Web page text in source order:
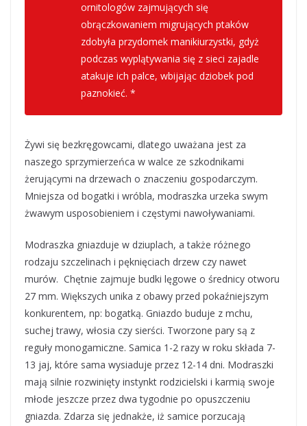
ornitologów zajmujących się
obrączkowaniem migrujących ptaków
zdobyła przydomek manikiurzystki, gdyż
podczas wyplątywania się z sieci zajadle
atakuje ich palce, wbijając dziobek pod
paznokieć. *
Żywi się bezkręgowcami, dlatego uważana jest za
naszego sprzymierzeńca w walce ze szkodnikami
żerującymi na drzewach o znaczeniu gospodarczym.
Mniejsza od bogatki i wróbla, modraszka urzeka swym
żwawym usposobieniem i częstymi nawoływaniami.
Modraszka gniazduje w dziuplach, a także różnego
rodzaju szczelinach i pęknięciach drzew czy nawet
murów. Chętnie zajmuje budki lęgowe o średnicy otworu
27 mm. Większych unika z obawy przed pokaźniejszym
konkurentem, np: bogatką. Gniazdo buduje z mchu,
suchej trawy, włosia czy sierści. Tworzone pary są z
reguły monogamiczne. Samica 1-2 razy w roku składa 7-
13 jaj, które sama wysiaduje przez 12-14 dni. Modraszki
mają silnie rozwinięty instynkt rodzicielski i karmią swoje
młode jeszcze przez dwa tygodnie po opuszczeniu
gniazda. Zdarza się jednakże, iż samice porzucają